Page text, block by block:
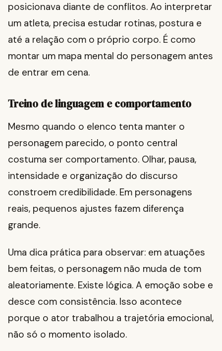
posicionava diante de conflitos. Ao interpretar
um atleta, precisa estudar rotinas, postura e
até a relação com o próprio corpo. É como
montar um mapa mental do personagem antes
de entrar em cena.
Treino de linguagem e comportamento
Mesmo quando o elenco tenta manter o
personagem parecido, o ponto central
costuma ser comportamento. Olhar, pausa,
intensidade e organização do discurso
constroem credibilidade. Em personagens
reais, pequenos ajustes fazem diferença
grande.
Uma dica prática para observar: em atuações
bem feitas, o personagem não muda de tom
aleatoriamente. Existe lógica. A emoção sobe e
desce com consistência. Isso acontece
porque o ator trabalhou a trajetória emocional,
não só o momento isolado.